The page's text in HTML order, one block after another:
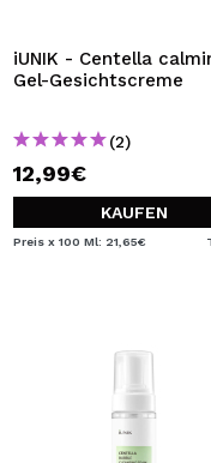
iUNIK - Centella calming
Gel-Gesichtscreme
(2)
12,99€
KAUFEN
Preis x 100 Ml: 21,65€